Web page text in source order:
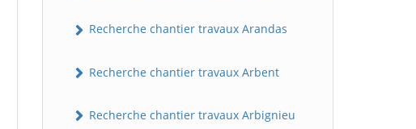
Recherche chantier travaux Arandas
Recherche chantier travaux Arbent
Recherche chantier travaux Arbignieu